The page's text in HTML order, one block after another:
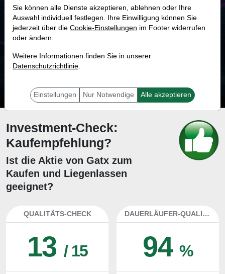
MONKEY-TRADER INDIKATOR
70.9 %
Mit 70.9 % Wahrscheinlichkeit wird selbst der unglücklichst agierende Trader
Investment-Check:
Kaufempfehlung?
Ist die Aktie von Gatx zum
Kaufen und Liegenlassen
geeignet?
QUALITÄTS-CHECK
13 / 15
DAUERLÄUFER-QUALITÄTEN
94%
Sie können alle Dienste akzeptieren, ablehnen oder Ihre
Auswahl individuell festlegen. Ihre Einwilligung können Sie
jederzeit über die Cookie-Einstellungen im Footer widerrufen
oder ändern.
Weitere Informationen finden Sie in unserer
Datenschutzrichtlinie.
Einstellungen Nur Notwendige Alle akzeptieren